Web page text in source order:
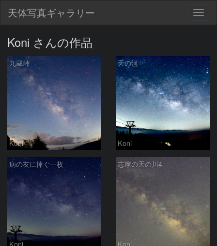
天体写真ギャラリー
Koni さんの作品
九蔵峠
Koni
天の河
Koni
病の友に捧ぐ一枚
Koni
志摩の天の川4
Koni